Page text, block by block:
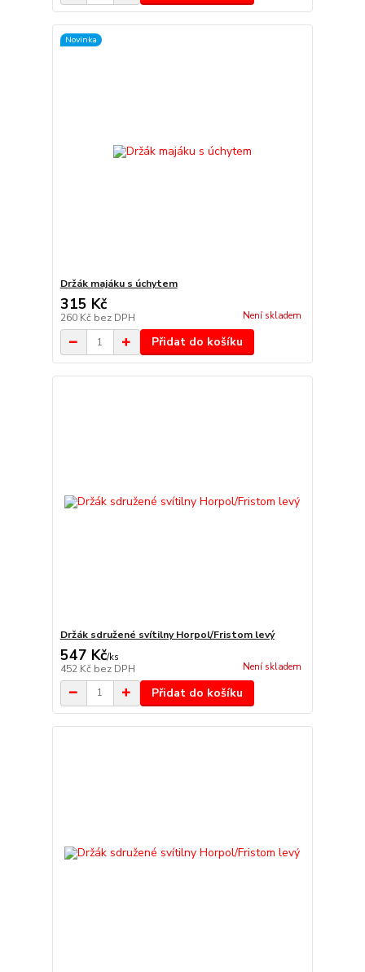
Novinka
Držák majáku s úchytem
315 Kč
260 Kč bez DPH Není skladem
Přidat do košíku
Držák sdružené svítilny Horpol/Fristom levý
547 Kč/ks
452 Kč bez DPH Není skladem
Přidat do košíku